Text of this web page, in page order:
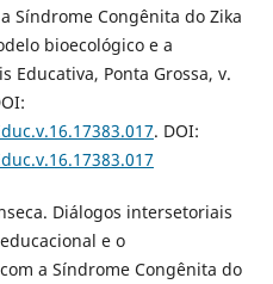
Síndrome Congênita do Zika
bioecológico e a
Educativa, Ponta Grossa, v.
. DOI:
Diálogos intersetoriais
e o
a Síndrome Congênita do